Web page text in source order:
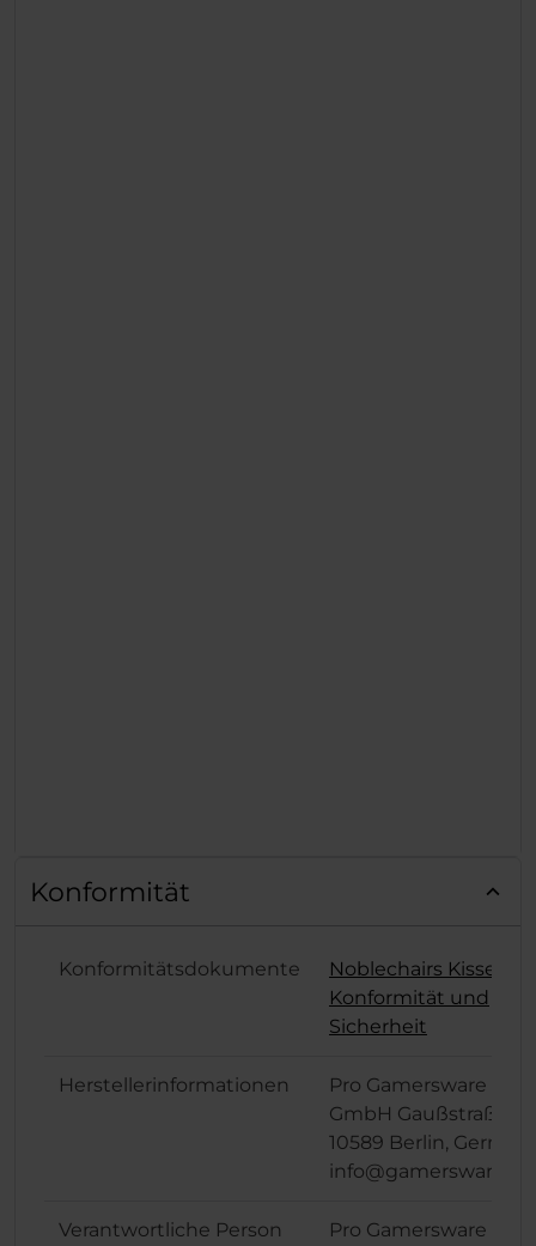
Konformität
Konformitätsdokumente
Noblechairs Kissen
Konformität und
Sicherheit
Herstellerinformationen
Pro Gamersware
GmbH Gaußstraße 1,
10589 Berlin,
Verantwortliche Person
Pro Gamersware